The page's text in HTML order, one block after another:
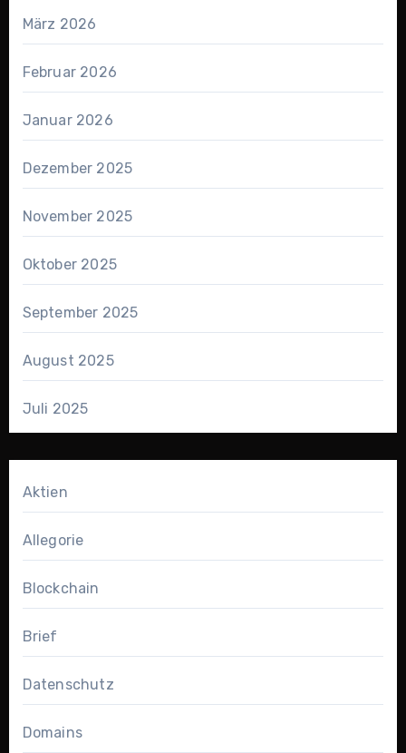
März 2026
Februar 2026
Januar 2026
Dezember 2025
November 2025
Oktober 2025
September 2025
August 2025
Juli 2025
Aktien
Allegorie
Blockchain
Brief
Datenschutz
Domains